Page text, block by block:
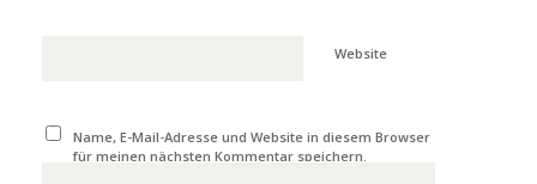
Website
Name, E-Mail-Adresse und Website in diesem Browser
für meinen nächsten Kommentar speichern.